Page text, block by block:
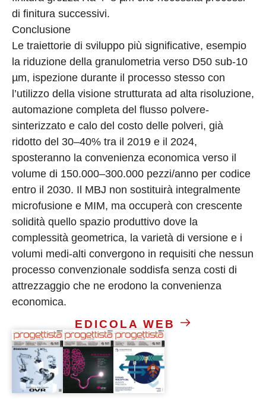
di finitura successivi.
Conclusione
Le traiettorie di sviluppo più significative, esempio
la riduzione della granulometria verso D50 sub-10
µm, ispezione durante il processo stesso con
l’utilizzo della visione strutturata ad alta risoluzione,
automazione completa del flusso polvere-
sinterizzato e calo del costo delle polveri, già
ridotto del 30–40% tra il 2019 e il 2024,
sposteranno la convenienza economica verso il
volume di 150.000–300.000 pezzi/anno per codice
entro il 2030. Il MBJ non sostituirà integralmente
microfusione e MIM, ma occuperà con crescente
solidità quello spazio produttivo dove la
complessità geometrica, la varietà di versione e i
volumi medi-alti convergono in requisiti che nessun
processo convenzionale soddisfa senza costi di
attrezzaggio che ne erodono la convenienza
economica.
EDICOLA WEB